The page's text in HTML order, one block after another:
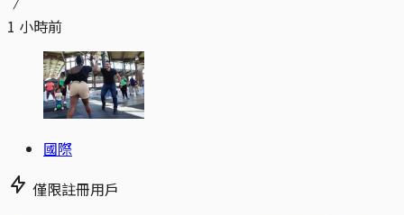
1 小時前
國際
僅限註冊用戶